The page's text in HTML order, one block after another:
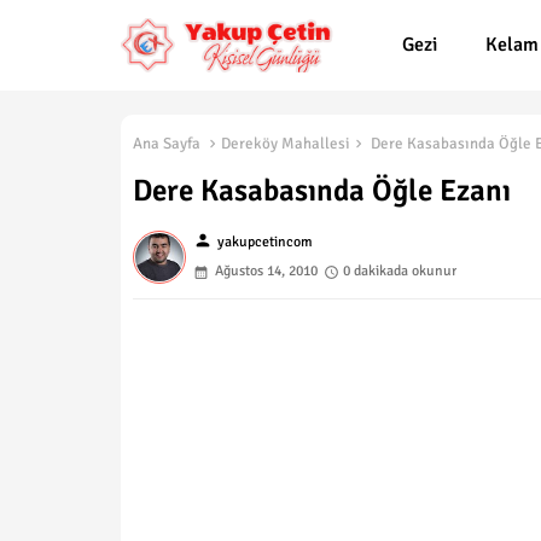
Gezi Kelam
Ana Sayfa Dereköy Mahallesi Dere Kasabasında Öğle
Dere Kasabasında Öğle Ezanı
person yakupcetincom
Ağustos 14, 2010
0 dakikada okunur